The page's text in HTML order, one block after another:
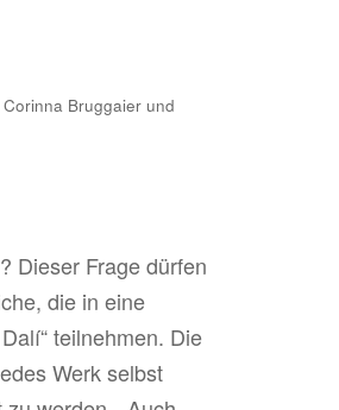
Bruggaier und
Dieser Frage dürfen
die in eine
teilnehmen. Die
Werk selbst